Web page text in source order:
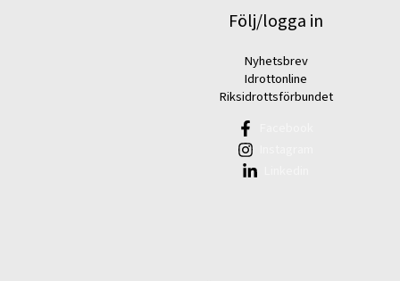
Följ/logga in
Nyhetsbrev
Idrottonline
Riksidrottsförbundet